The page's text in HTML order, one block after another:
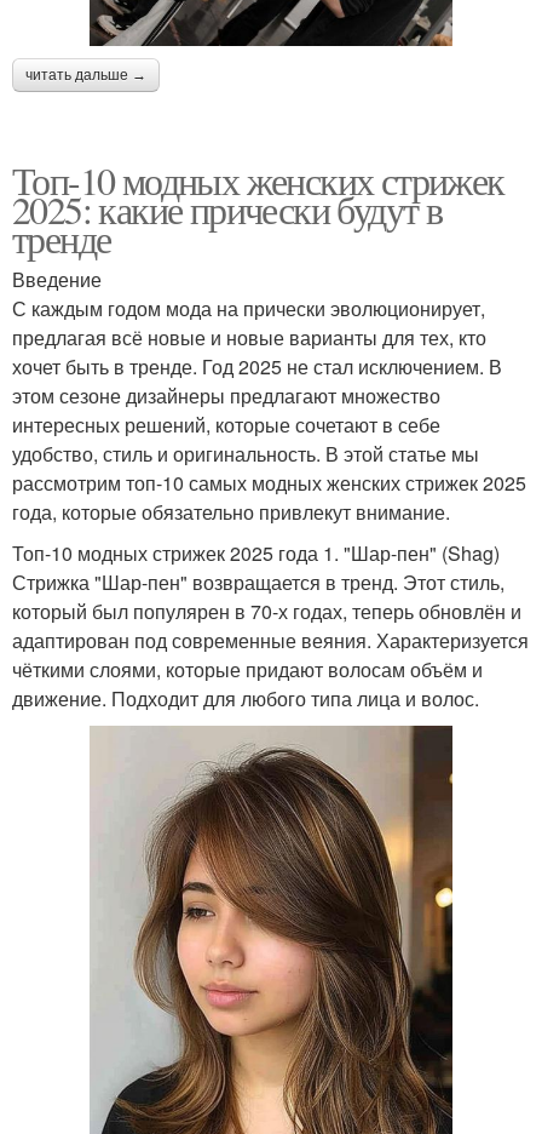
читать дальше →
Топ-10 модных женских стрижек
2025: какие прически будут в
тренде
Введение
С каждым годом мода на прически эволюционирует,
предлагая всё новые и новые варианты для тех, кто
хочет быть в тренде. Год 2025 не стал исключением. В
этом сезоне дизайнеры предлагают множество
интересных решений, которые сочетают в себе
удобство, стиль и оригинальность. В этой статье мы
рассмотрим топ-10 самых модных женских стрижек 2025
года, которые обязательно привлекут внимание.
Топ-10 модных стрижек 2025 года 1. "Шар-пен" (Shag)
Стрижка "Шар-пен" возвращается в тренд. Этот стиль,
который был популярен в 70-х годах, теперь обновлён и
адаптирован под современные веяния. Характеризуется
чёткими слоями, которые придают волосам объём и
движение. Подходит для любого типа лица и волос.